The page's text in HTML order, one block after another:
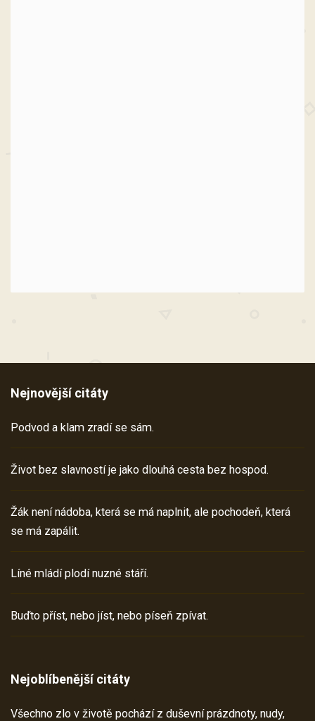
Nejnovější citáty
Podvod a klam zradí se sám.
Život bez slavností je jako dlouhá cesta bez hospod.
Žák není nádoba, která se má naplnit, ale pochodeň, která
se má zapálit.
Líné mládí plodí nuzné stáří.
Buďto příst, nebo jíst, nebo píseň zpívat.
Nejoblíbenější citáty
Všechno zlo v životě pochází z duševní prázdnoty, nudy,